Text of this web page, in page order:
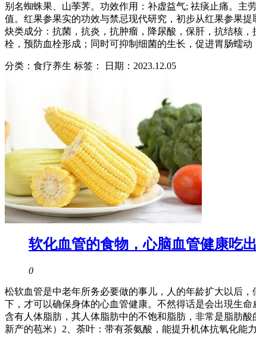
别名蜘蛛果、山荸荠。功效作用：补虚益气; 祛痰止痛。主
值。红果参果实的功效与禁忌现代研究，初步从红果参果
炔类成分：抗菌，抗炎，抗肿瘤，降尿酸，保肝，抗结核
栓，预防血栓形成；同时可抑制细菌的生长，促进胃肠蠕动
分类：食疗养生 标签： 日期：2023.12.05
软化血管的食物，心脑血管健康吃
0
松软血管是中老年所务必要做的事儿，人的年龄扩大以后
下，才可以确保身体的心血管健康。不然得话是会出現生
含有人体脂肪，其人体脂肪中的不饱和脂肪，非常是脂肪
新产的苞米）2、荼叶：带有茶氨酸，能提升机体抗氧化能